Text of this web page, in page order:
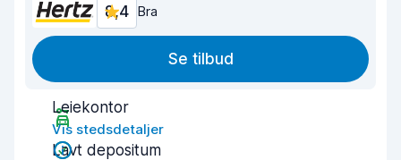
8,4 Bra
Se tilbud
Leiekontor
Vis stedsdetaljer
Lavt depositum